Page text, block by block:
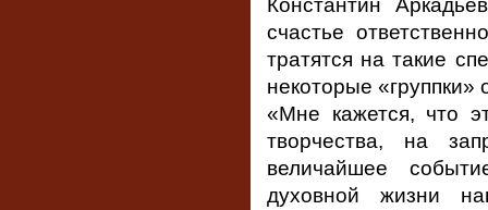
Константин
счастье
тратятся на такие
некоторые «группки»
«Мне кажется, что
творчества, на
величайшее
духовной жизни